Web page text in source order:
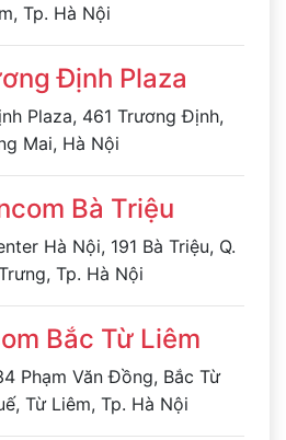
Tp. Hà Nội
Định Plaza
Plaza, 461 Trương Định,
Mai, Hà Nội
Bà Triệu
Hà Nội, 191 Bà Triệu, Q.
Tp. Hà Nội
Bắc Từ Liêm
Phạm Văn Đồng, Bắc Từ
Từ Liêm, Tp. Hà Nội